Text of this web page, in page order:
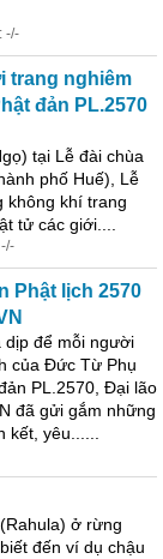
-/-
trang nghiêm
đản PL.2570
tại Lễ đài chùa
phố Huế), Lễ
không khí trang
tử các giới....
Phật lịch 2570
dịp để mỗi người
của Đức Từ Phụ
PL.2570, Đại lão
đã gửi gắm những
yêu......
ở rừng
đến ví dụ chậu